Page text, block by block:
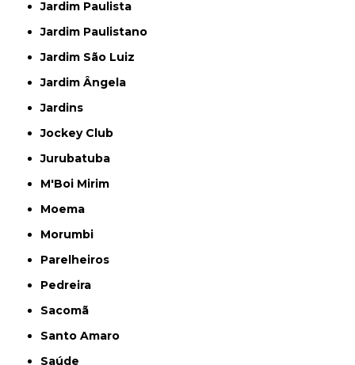
Jardim Paulista
Jardim Paulistano
Jardim São Luiz
Jardim Ângela
Jardins
Jockey Club
Jurubatuba
M'Boi Mirim
Moema
Morumbi
Parelheiros
Pedreira
Sacomã
Santo Amaro
Saúde